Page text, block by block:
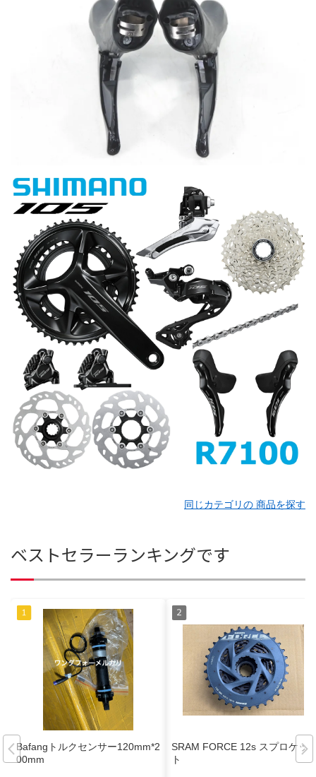
同じカテゴリの 商品を探す
ベストセラーランキングです
Bafangトルクセンサー120mm*2
00mm
SRAM FORCE 12s スプロケッ
ト